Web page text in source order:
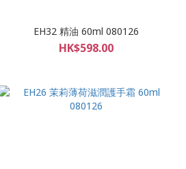
EH32 精油 60ml 080126
HK$598.00